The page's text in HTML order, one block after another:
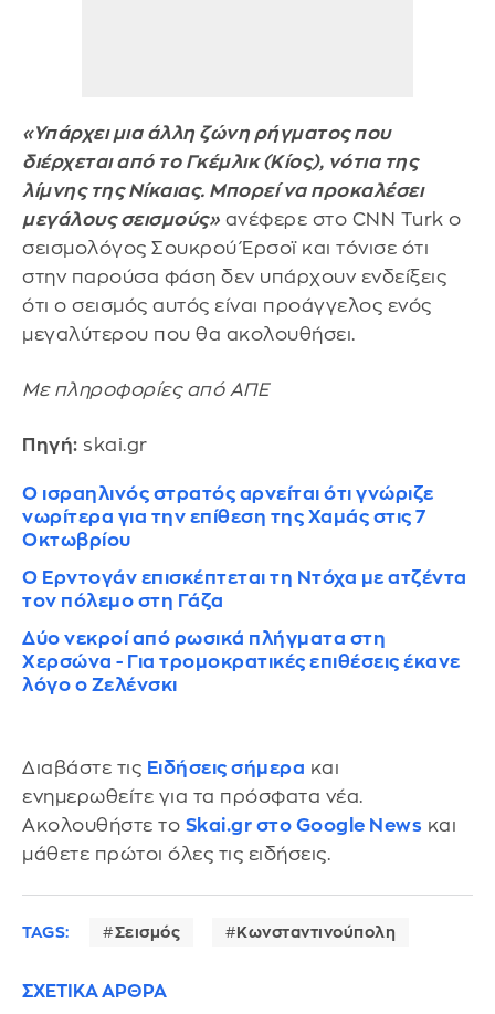
«Υπάρχει μια άλλη ζώνη ρήγματος που
διέρχεται από το Γκέμλικ (Κίος), νότια της
λίμνης της Νίκαιας. Μπορεί να προκαλέσει
μεγάλους σεισμούς» ανέφερε στο CNN Turk o
σεισμολόγος Σουκρού Έρσοϊ και τόνισε ότι
στην παρούσα φάση δεν υπάρχουν ενδείξεις
ότι ο σεισμός αυτός είναι προάγγελος ενός
μεγαλύτερου που θα ακολουθήσει.
Με πληροφορίες από ΑΠΕ
Πηγή: skai.gr
Ο ισραηλινός στρατός αρνείται ότι γνώριζε
νωρίτερα για την επίθεση της Χαμάς στις 7
Οκτωβρίου
Ο Ερντογάν επισκέπτεται τη Ντόχα με ατζέντα
τον πόλεμο στη Γάζα
Δύο νεκροί από ρωσικά πλήγματα στη
Χερσώνα - Για τρομοκρατικές επιθέσεις έκανε
λόγο ο Ζελένσκι
Διαβάστε τις Ειδήσεις σήμερα και
ενημερωθείτε για τα πρόσφατα νέα.
Ακολουθήστε το Skai.gr στο Google News και
μάθετε πρώτοι όλες τις ειδήσεις.
TAGS: Σεισμός Κωνσταντινούπολη
ΣΧΕΤΙΚΑ ΑΡΘΡΑ